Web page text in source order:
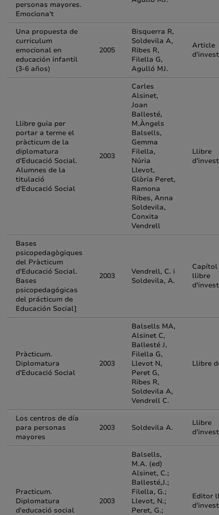
personas mayores.
Emociona't
Una propuesta de
curriculum
emocional en
educación infantil
(3-6 años)
2005
Bisquerra R,
Soldevila A,
Ribes R,
Filella G,
Agulló MJ.
Article
Llibre guia per
portar a terme el
pràcticum de la
diplomatura
d'Educació Social.
Alumnes de la
titulació
d'Educació Social
2003
Carles
Alsinet,
Joan
Ballesté,
M.Àngels
Balsells,
Gemma
Filella,
Núria
Llevot,
Glòria Peret,
Ramona
Ribes, Anna
Soldevila,
Conxita
Vendrell
Llibre
Bases
psicopedagògiques
del Pràcticum
d'Educació Social.
Bases
psicopedagógicas
del prácticum de
Educación Social]
2003
Vendrell, C. i
Soldevila, A.
Capítol
llibre
Pràcticum.
Diplomatura
d'Educació Social
2003
Balsells MA,
Alsinet C,
Ballesté J,
Filella G,
Llevot N,
Peret G,
Ribes R,
Soldevila A,
Vendrell C.
Llibre
Los centros de día
para personas
mayores
2003 Soldevila A.
Llibre
Practicum.
Diplomatura
d'educació social
2003
Balsells,
M.A. (ed)
Alsinet, C.;
Ballesté,J.;
Filella, G.;
Llevot, N.;
Peret, G.;
Editor